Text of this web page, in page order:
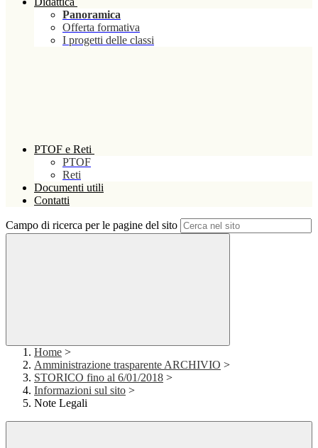
Panoramica
Offerta formativa
I progetti delle classi
PTOF e Reti
PTOF
Reti
Documenti utili
Contatti
Campo di ricerca per le pagine del sito
Home >
Amministrazione trasparente ARCHIVIO >
STORICO fino al 6/01/2018 >
Informazioni sul sito >
Note Legali